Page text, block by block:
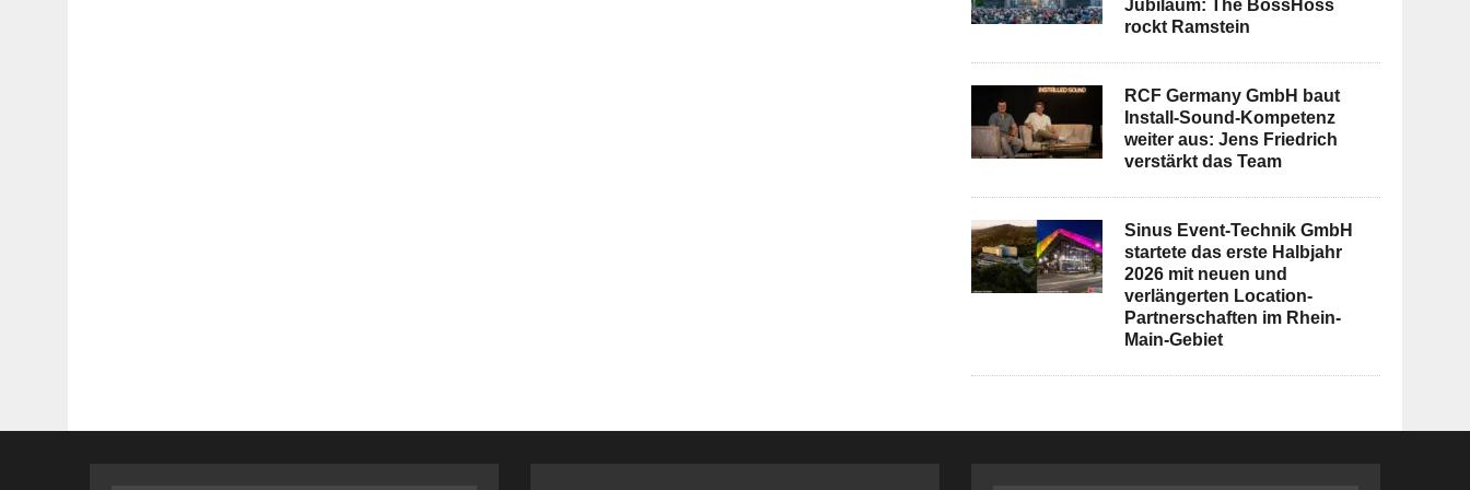
Jubiläum: The BossHoss
rockt Ramstein
RCF Germany GmbH baut
Install-Sound-Kompetenz
weiter aus: Jens Friedrich
verstärkt das Team
Sinus Event-Technik GmbH
startete das erste Halbjahr
2026 mit neuen und
verlängerten Location-
Partnerschaften im Rhein-
Main-Gebiet